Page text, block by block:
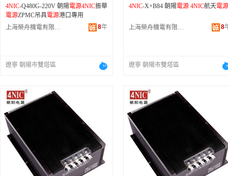
4NIC-Q480G-220V 朝陽電源4NIC振華
電源ZPMC吊具電源港口專用
上海榮舟機電有限公司
8年
遼寧 朝陽市雙塔區
4NIC-X+B84 朝陽電源 4NIC航天電源
上海榮舟機電有限公司 8
遼寧 朝陽市雙塔區